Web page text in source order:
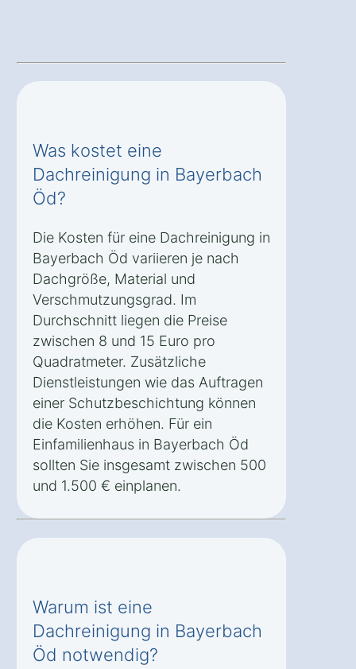
Was kostet eine
Dachreinigung in Bayerbach
Öd?
Die Kosten für eine Dachreinigung in
Bayerbach Öd variieren je nach
Dachgröße, Material und
Verschmutzungsgrad. Im
Durchschnitt liegen die Preise
zwischen 8 und 15 Euro pro
Quadratmeter. Zusätzliche
Dienstleistungen wie das Auftragen
einer Schutzbeschichtung können
die Kosten erhöhen. Für ein
Einfamilienhaus in Bayerbach Öd
sollten Sie insgesamt zwischen 500
und 1.500 € einplanen.
Warum ist eine
Dachreinigung in Bayerbach
Öd notwendig?